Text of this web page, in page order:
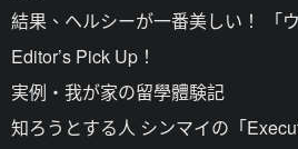
結果、ヘルシーが一番美しい！ 「
Editor’s Pick Up！
実例・我が家の留學體験記
知ろうとする人 シンマイの「